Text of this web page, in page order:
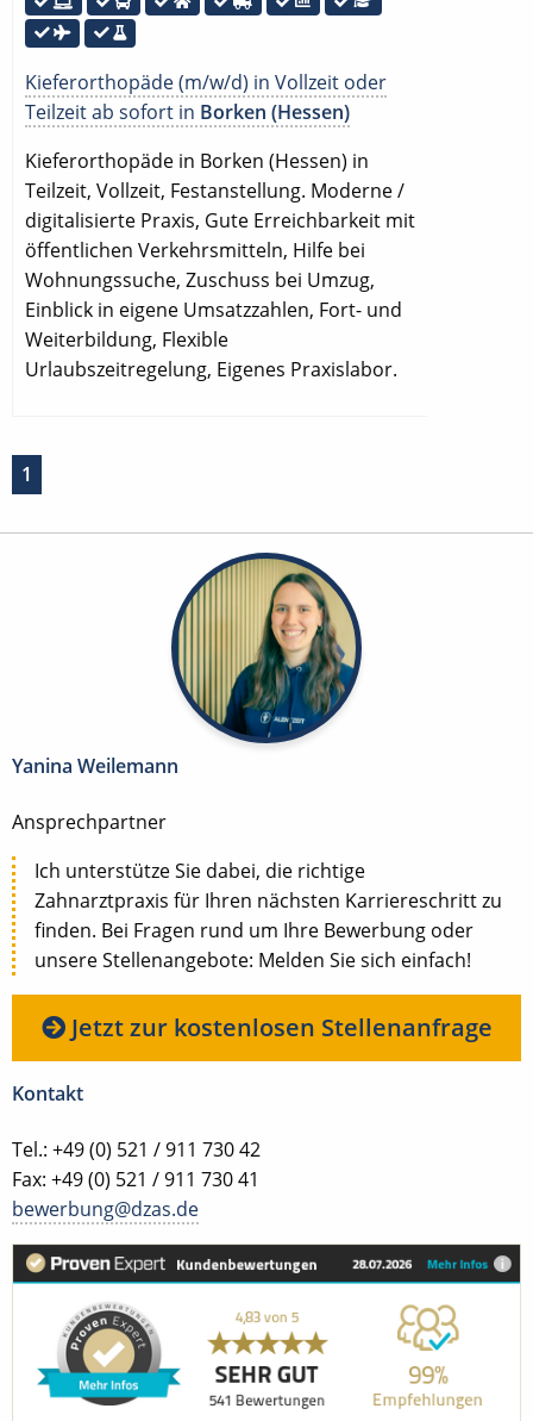
Kieferorthopäde (m/w/d) in Vollzeit oder
Teilzeit ab sofort in Borken (Hessen)
Kieferorthopäde in Borken (Hessen) in
Teilzeit, Vollzeit, Festanstellung. Moderne /
digitalisierte Praxis, Gute Erreichbarkeit mit
öffentlichen Verkehrsmitteln, Hilfe bei
Wohnungssuche, Zuschuss bei Umzug,
Einblick in eigene Umsatzzahlen, Fort- und
Weiterbildung, Flexible
Urlaubszeitregelung, Eigenes Praxislabor.
1
Yanina Weilemann
Ansprechpartner
Ich unterstütze Sie dabei, die richtige
Zahnarztpraxis für Ihren nächsten Karriereschritt zu
finden. Bei Fragen rund um Ihre Bewerbung oder
unsere Stellenangebote: Melden Sie sich einfach!
Jetzt zur kostenlosen Stellenanfrage
Kontakt
Tel.: +49 (0) 521 / 911 730 42
Fax: +49 (0) 521 / 911 730 41
bewerbung@dzas.de